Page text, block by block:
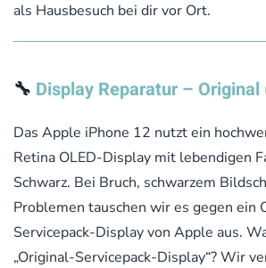
als Hausbesuch bei dir vor Ort.
🔧 Display Reparatur –
Das Apple iPhone 12 nutzt ein
Retina OLED-Display mit lebendigen
Schwarz. Bei Bruch, schwarzem
Problemen tauschen wir es gegen ein
Servicepack-Display von Apple aus.
„Original-Servicepack-Display“? Wir